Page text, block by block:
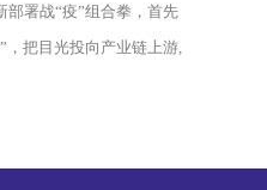
部署战“疫”组合拳，首先
把目光投向产业链上游,